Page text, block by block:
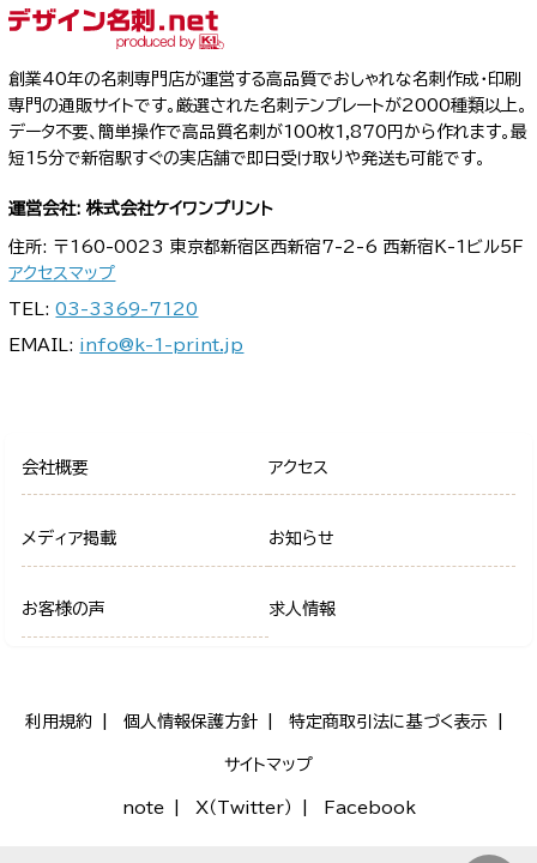
創業40年の名刺専門店が運営する高品質でおしゃれな名刺作成・印刷
専門の通販サイトです。厳選された名刺テンプレートが2000種類以上。
データ不要、簡単操作で高品質名刺が100枚1,870円から作れます。最
短15分で新宿駅すぐの実店舗で即日受け取りや発送も可能です。
運営会社: 株式会社ケイワンプリント
住所: 〒160-0023 東京都新宿区西新宿7-2-6 西新宿K-1ビル5F
アクセスマップ
TEL:03-3369-7120
EMAIL: info@k-1-print.jp
会社概要 アクセス
メディア掲載 お知らせ
お客様の声 求人情報
利用規約 個人情報保護方針 特定商取引法に基づく表示
サイトマップ
note X（Twitter） Facebook